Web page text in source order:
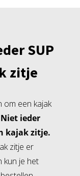
SUP
zitje
om een kajak
Niet ieder
kajak zitje.
zitje er
kun je het